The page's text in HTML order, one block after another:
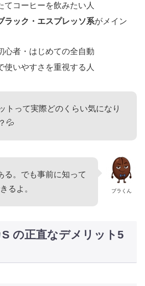
てコーヒーを飲みたい人
ラック・エスプレッソ系がメイン
心者・はじめての全自動
使いやすさを重視する人
トって実際どのくらい気になり
💦
ブラくん
る。でも事前に知って
るよ。
の正直なデメリット5